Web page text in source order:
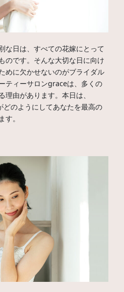
な日は、すべての花嫁にとって
のです。そんな大切な日に向け
めに欠かせないのがブライダル
ティーサロンgraceは、多くの
由があります。本日は、
のようにしてあなたを最高の
。